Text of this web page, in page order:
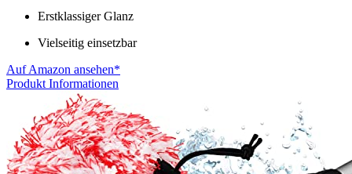
Erstklassiger Glanz
Vielseitig einsetzbar
Auf Amazon ansehen*
Produkt Informationen